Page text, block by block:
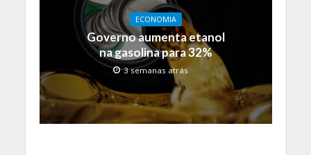
ECONOMIA
Governo aumenta etanol
na gasolina para 32%
3 semanas atrás